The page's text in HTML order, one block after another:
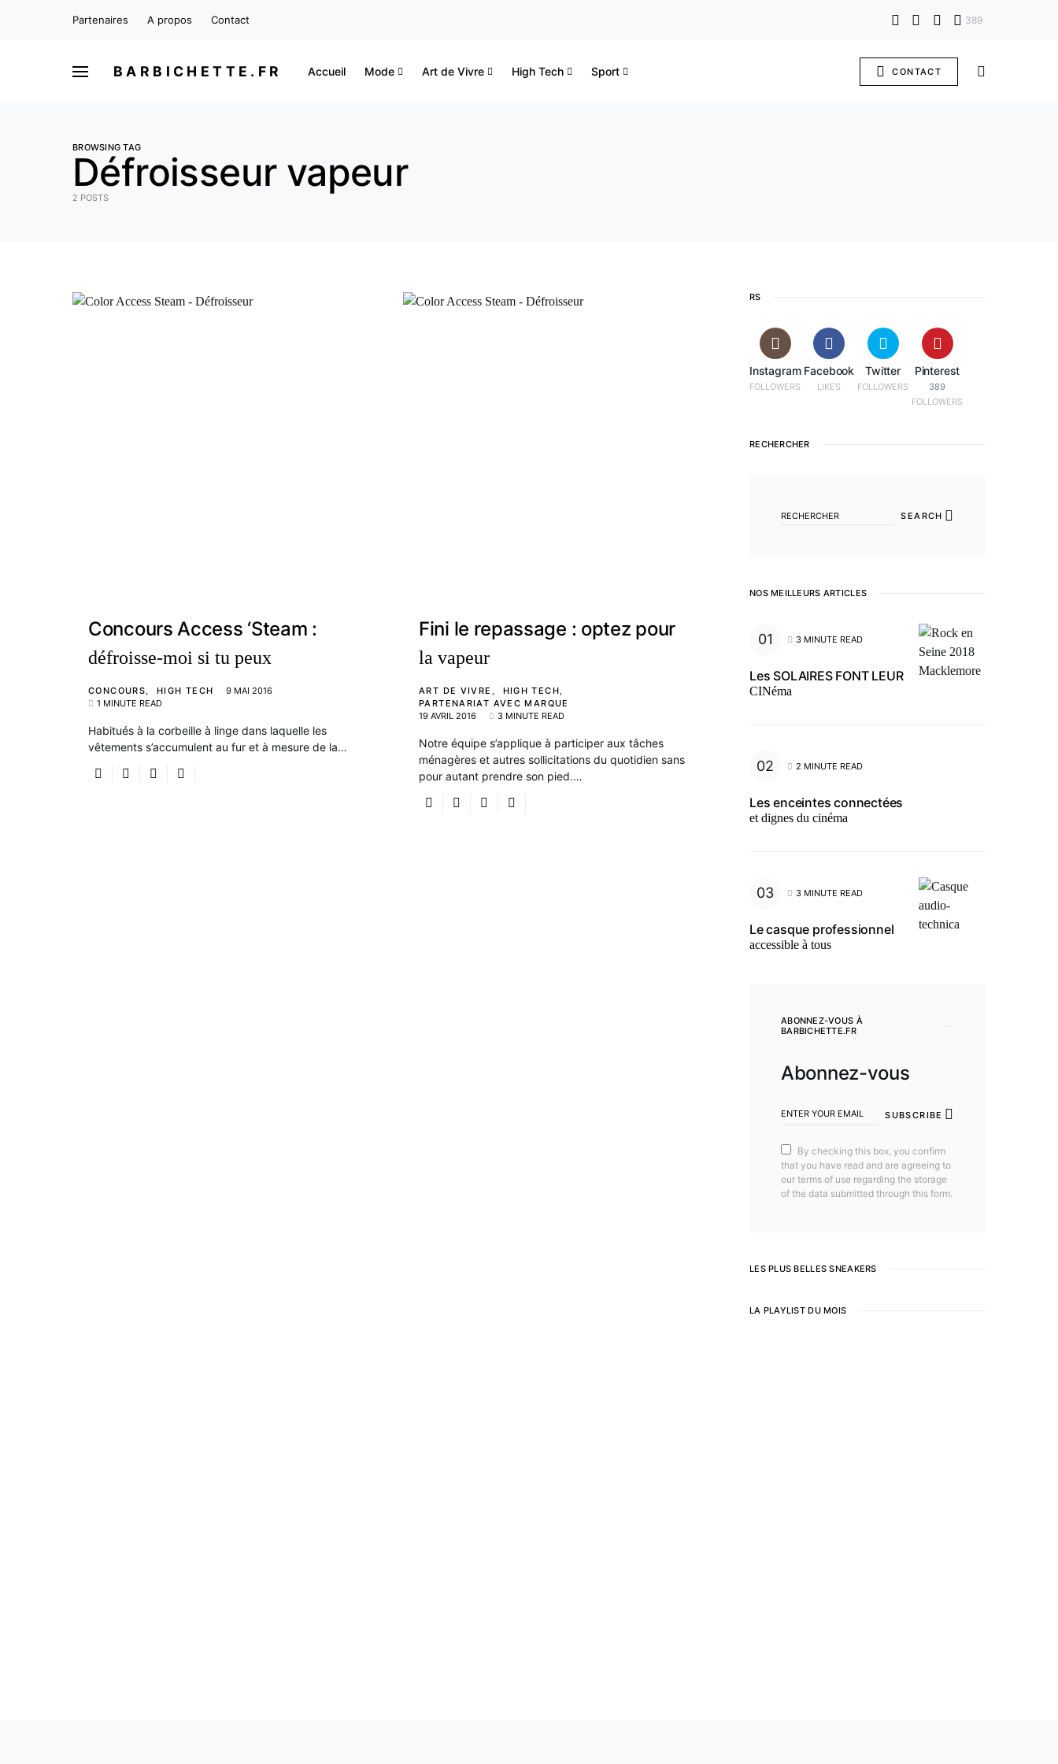
Partenaires A propos Contact 389
BARBICHETTE.FR Accueil Mode Art de Vivre High Tech Sport CONTACT
BROWSING TAG
Défroisseur vapeur
2 POSTS
Concours Access ‘Steam :
défroisse-moi si tu peux
CONCOURS HIGH TECH
9 MAI 2016
1 MINUTE READ
Habitués à la corbeille à linge dans laquelle les
vêtements s’accumulent au fur et à mesure de la…
Fini le repassage : optez pour
la vapeur
ART DE VIVRE
HIGH TECH
PARTENARIAT AVEC MARQUE
19 AVRIL 2016
3 MINUTE READ
Notre équipe s’applique à participer aux tâches
ménagères et autres sollicitations du quotidien sans
pour autant prendre son pied.…
RS
Instagram
FOLLOWERS
Facebook
LIKES
Twitter
FOLLOWERS
Pinterest
389
FOLLOWERS
RECHERCHER
SEARCH
NOS MEILLEURS ARTICLES
3 MINUTE READ
Les SOLAIRES FONT LEUR
CINéma
2 MINUTE READ
Les enceintes connectées
et dignes du cinéma
3 MINUTE READ
Le casque professionnel
accessible à tous
ABONNEZ-VOUS À
BARBICHETTE.FR
Abonnez-vous
SUBSCRIBE
By checking this box, you confirm
that you have read and are agreeing to
our terms of use regarding the storage
of the data submitted through this form.
LES PLUS BELLES SNEAKERS
LA PLAYLIST DU MOIS